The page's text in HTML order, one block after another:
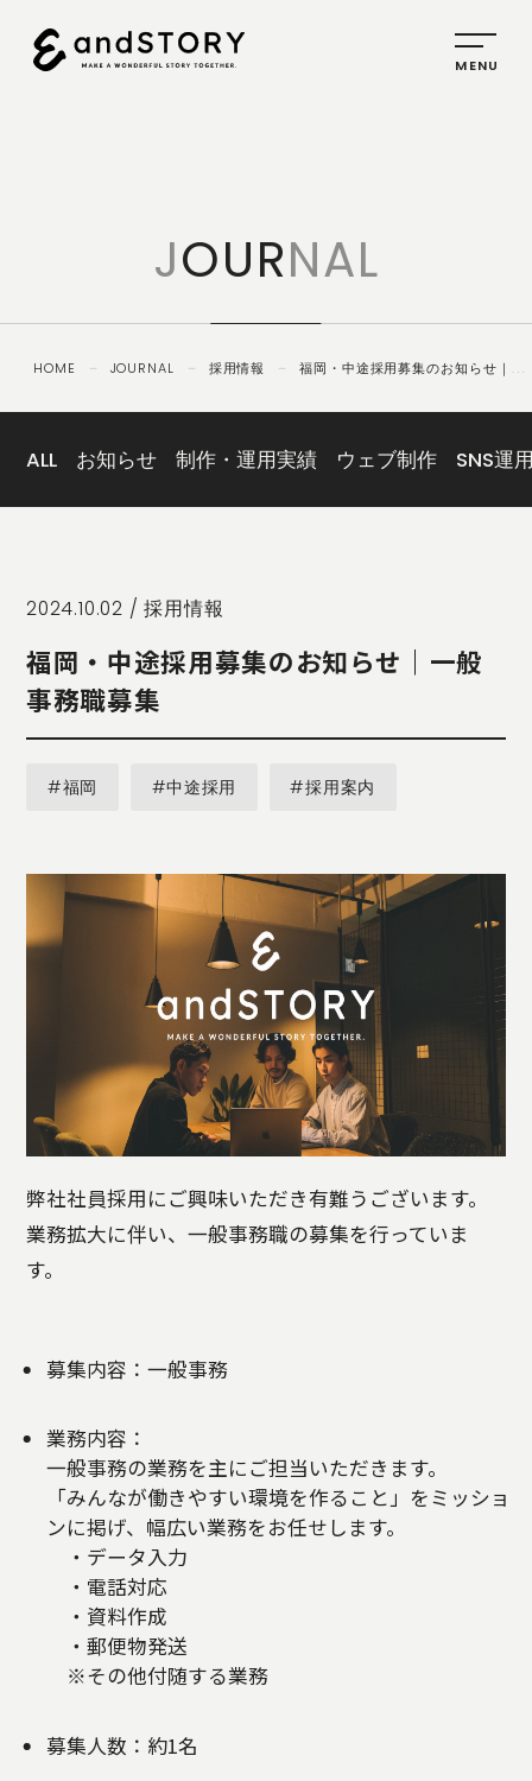
SERVICE
PLANNING
CREATIVE
IDENTITY
ABOUT
US
COMPANY
JOURNAL
CONTACT
US
OTHERS
PRIVACY
POLICY
特定商取引
に基づく表
JOURNAL
HOME － JOURNAL － 採用情報 －
福岡・中途採用募集のお知らせ｜一
ALL お知らせ 制作・運用実績 ウェブ制作 SNS運
2024.10.02 /採用情報
福岡・中途採用募集のお知らせ｜一般
事務職募集
#福岡 #中途採用 #採用案内
弊社社員採用にご興味いただき有難うございます。
業務拡大に伴い、一般事務職の募集を行っていま
す。
募集内容：一般事務
業務内容：
一般事務の業務を主にご担当いただきます。
「みんなが働きやすい環境を作ること」をミッショ
ンに掲げ、幅広い業務をお任せします。
・データ入力
・電話対応
・資料作成
・郵便物発送
※その他付随する業務
募集人数：約1名